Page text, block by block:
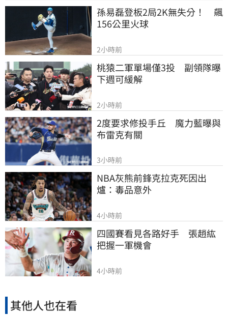
孫易磊登板2局2K無失分！　飆
156公里火球
2小時前
桃猿二軍單場僅3投　副領隊曝
下週可緩解
2小時前
2度要求修投手丘　魔力藍曝與
布雷克有關
3小時前
NBA灰熊前鋒克拉克死因出
爐：毒品意外
4小時前
四國賽看見各路好手　張趙紘
把握一軍機會
4小時前
其他人也在看